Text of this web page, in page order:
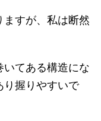
すが、私は断然
いてある構造にな
り握りやすいで